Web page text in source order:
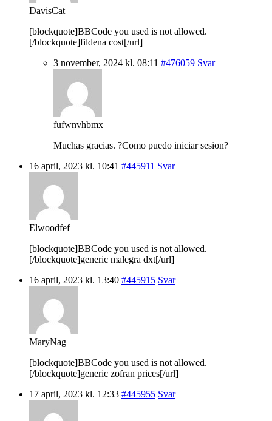
DavisCat
[blockquote]BBCode you used is not allowed.
[/blockquote]fildena cost[/url]
3 november, 2024 kl. 08:11 #476059 Svar
fufwnvhbmx
Muchas gracias. ?Como puedo iniciar sesion?
16 april, 2023 kl. 10:41 #445911 Svar
Elwoodfef
[blockquote]BBCode you used is not allowed.
[/blockquote]generic malegra dxt[/url]
16 april, 2023 kl. 13:40 #445915 Svar
MaryNag
[blockquote]BBCode you used is not allowed.
[/blockquote]generic zofran prices[/url]
17 april, 2023 kl. 12:33 #445955 Svar